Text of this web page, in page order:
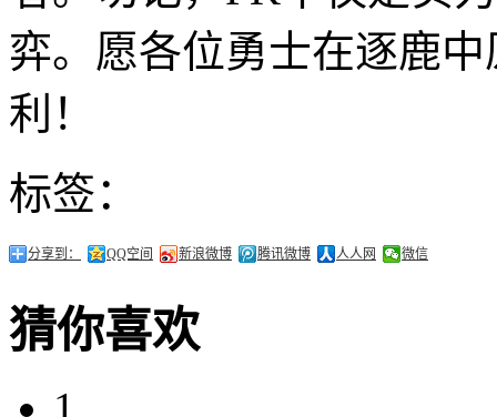
弈。愿各位勇士在逐鹿
利！
标签：
分享到： QQ空间 新浪微博 腾讯微博 人人网 微信
猜你喜欢
1